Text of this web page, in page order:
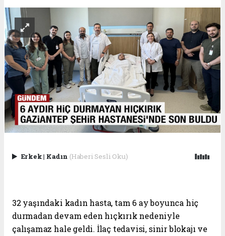
Erkek| Kadın (Haberi Sesli Oku)
32 yaşındaki kadın hasta, tam 6 ay boyunca hiç
durmadan devam eden hıçkırık nedeniyle
çalışamaz hale geldi. İlaç tedavisi, sinir blokajı ve